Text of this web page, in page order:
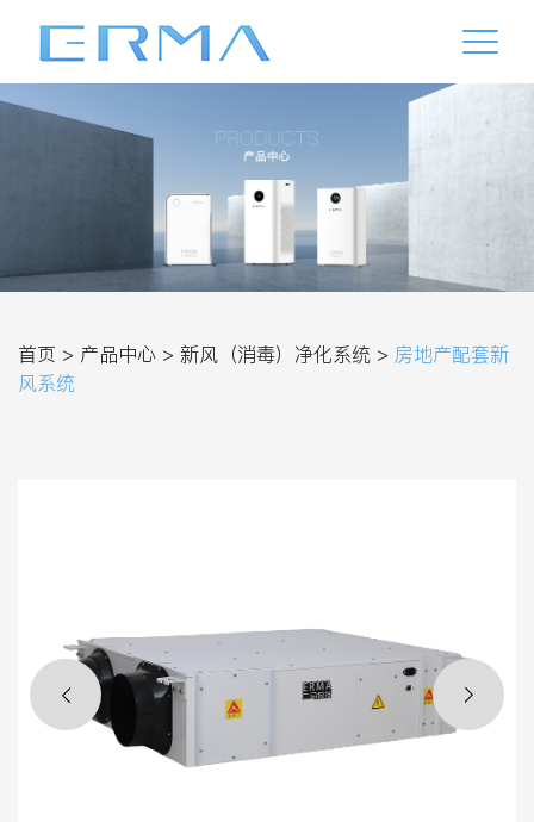
首页 > 产品中心 > 新风（消毒）净化系统 > 房地产配套新
风系统